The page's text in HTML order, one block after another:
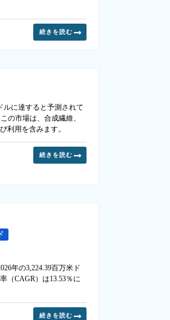
続きを読む
ルに達すると予測されて
の市場は、合成繊維、
利用を含みます。
続きを読む
年の3,224.39百万米ド
（CAGR）は13.53％に
続きを読む